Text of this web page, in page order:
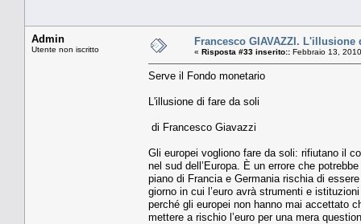
Admin
Utente non iscritto
Francesco GIAVAZZI. L'illusione
« Risposta #33 inserito:: Febbraio 13,
Serve il Fondo monetario
L'illusione di fare da soli
di Francesco Giavazzi
Gli europei vogliono fare da soli: rifiutano il
nel sud dell’Europa. È un errore che
piano di Francia e Germania rischia di
giorno in cui l’euro avrà strumenti e
perché gli europei non hanno mai accettato
mettere a rischio l’euro per una mera